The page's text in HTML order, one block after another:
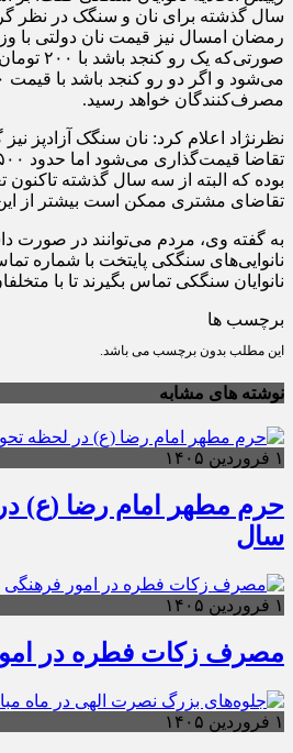
سال گذشته برای نان و سنگک در نظر
صورتی‌که
مصرف‌کنندگان خواهد رسید.
نظرنژاد اعلام کرد: نان سنگک آزادپز
بوده که البته از سه سال گذشته تاکنون
تقاضای مشتری ممکن است بیشتر از
به گفته وی، مردم می‌توانند در صورت
نانوایان سنگکی تماس بگیرند تا با
برچسب ها
این مطلب بدون برچسب می باشد.
نوشته های مشابه
۱ فروردین ۱۴۰۵
حرم مطهر امام رضا (ع)
سال
۱ فروردین ۱۴۰۵
مصرف زکات فطره در
۱ فروردین ۱۴۰۵